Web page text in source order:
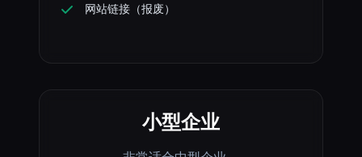
网站链接（报废）
小型企业